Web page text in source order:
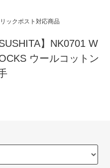
ックポスト対応商品
】NK0701 W
ウールコットン